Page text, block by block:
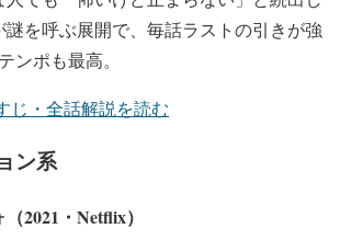
を呼ぶ展開で、毎話ラストの引きが強
ンポも最高。
じ・全話解説を読む
ン系
2021・Netflix）